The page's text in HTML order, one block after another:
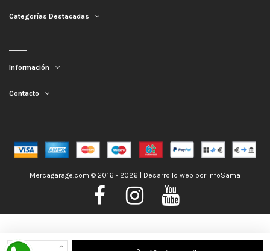
Nos encontramos de Vacaciones, no obstante los pedidos hechos se
Categorías Destacadas
Información
Contacto
Mercagarage.com © 2016 - 2026 | Desarrollo web por InfoSama